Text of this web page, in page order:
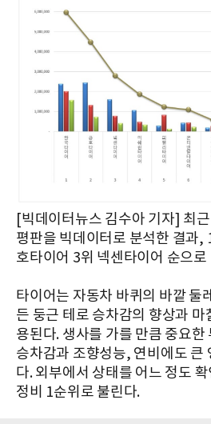
[빅데이터뉴스 김수아 기자] 최
평판을 빅데이터로 분석한 결과,
호타이어 3위 넥센타이어 순으로
타이어는 자동차 바퀴의 바깥 둘
든 둥근 테로 승차감의 향상과
용된다. 생사를 가를 만큼 중요
승차감과 조향성능, 연비에도 큰
다. 외부에서 상태를 어느 정도
정비 1순위로 불린다.